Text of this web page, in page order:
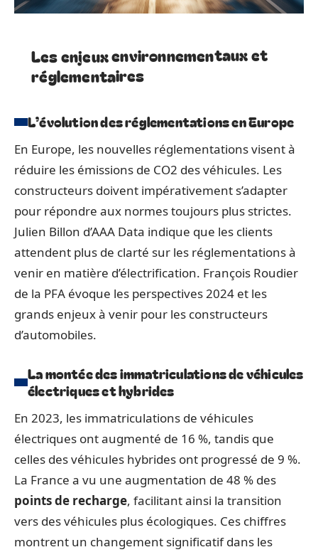
Les enjeux environnementaux et
réglementaires
L’évolution des réglementations en Europe
En Europe, les nouvelles réglementations visent à
réduire les émissions de CO2 des véhicules. Les
constructeurs doivent impérativement s’adapter
pour répondre aux normes toujours plus strictes.
Julien Billon d’AAA Data indique que les clients
attendent plus de clarté sur les réglementations à
venir en matière d’électrification. François Roudier
de la PFA évoque les perspectives 2024 et les
grands enjeux à venir pour les constructeurs
d’automobiles.
La montée des immatriculations de véhicules
électriques et hybrides
En 2023, les immatriculations de véhicules
électriques ont augmenté de 16 %, tandis que
celles des véhicules hybrides ont progressé de 9 %.
La France a vu une augmentation de 48 % des
points de recharge, facilitant ainsi la transition
vers des véhicules plus écologiques. Ces chiffres
montrent un changement significatif dans les